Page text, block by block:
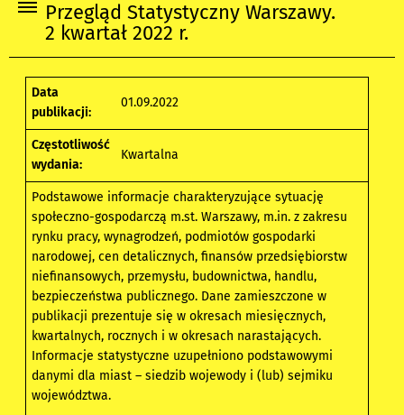
Przegląd Statystyczny Warszawy.
2 kwartał 2022 r.
Data
publikacji:
01.09.2022
Częstotliwość
wydania:
Kwartalna
Podstawowe informacje charakteryzujące sytuację
społeczno-gospodarczą m.st. Warszawy, m.in. z zakresu
rynku pracy, wynagrodzeń, podmiotów gospodarki
narodowej, cen detalicznych, finansów przedsiębiorstw
niefinansowych, przemysłu, budownictwa, handlu,
bezpieczeństwa publicznego. Dane zamieszczone w
publikacji prezentuje się w okresach miesięcznych,
kwartalnych, rocznych i w okresach narastających.
Informacje statystyczne uzupełniono podstawowymi
danymi dla miast – siedzib wojewody i (lub) sejmiku
województwa.